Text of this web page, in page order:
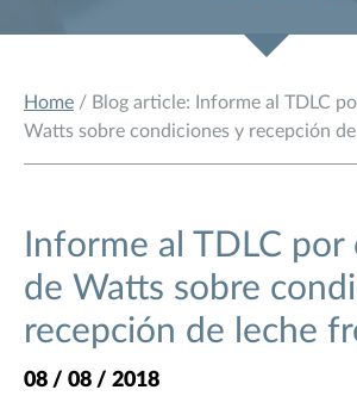
Home / Blog article: Informe al TDLC
Watts sobre condiciones y recepción
Informe al TDLC por
de Watts sobre
recepción de leche
08 / 08 / 2018